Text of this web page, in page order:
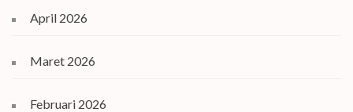
April 2026
Maret 2026
Februari 2026